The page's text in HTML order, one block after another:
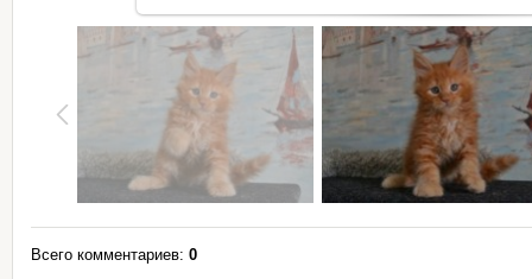
Всего комментариев: 0